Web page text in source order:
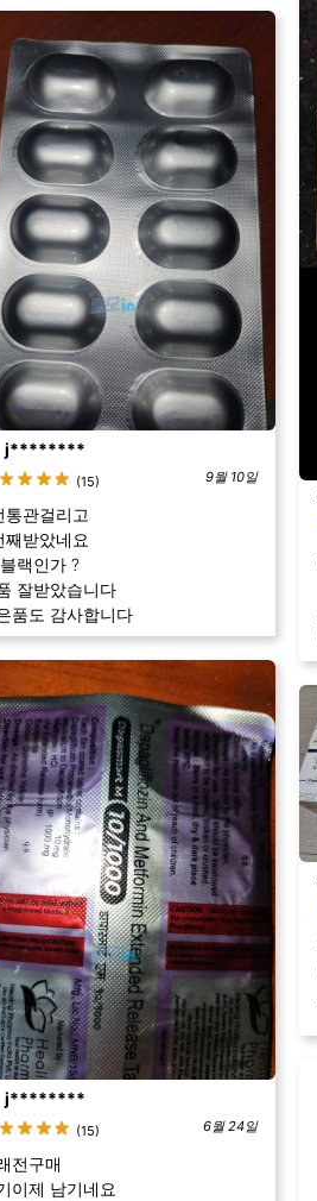
j********
(15) 9월 10일
통관걸리고
째받았네요
랙인가 ?
잘받았습니다
품도 감사합니다
j********
(15) 6월 24일
전구매
이제 남기네요